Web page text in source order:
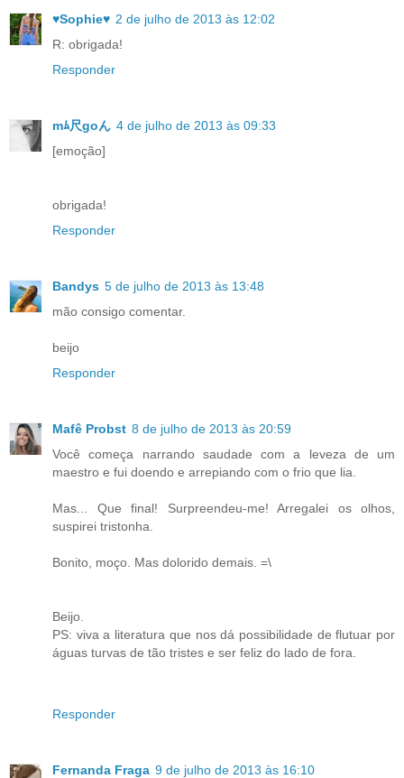
♥Sophie♥ 2 de julho de 2013 às 12:02
R: obrigada!
Responder
mﾑ尺goん 4 de julho de 2013 às 09:33
[emoção]
obrigada!
Responder
Bandys 5 de julho de 2013 às 13:48
mão consigo comentar.
beijo
Responder
Mafê Probst 8 de julho de 2013 às 20:59
Você começa narrando saudade com a leveza de um
maestro e fui doendo e arrepiando com o frio que lia.
Mas... Que final! Surpreendeu-me! Arregalei os olhos,
suspirei tristonha.
Bonito, moço. Mas dolorido demais. =\
Beijo.
PS: viva a literatura que nos dá possibilidade de flutuar por
águas turvas de tão tristes e ser feliz do lado de fora.
Responder
Fernanda Fraga 9 de julho de 2013 às 16:10